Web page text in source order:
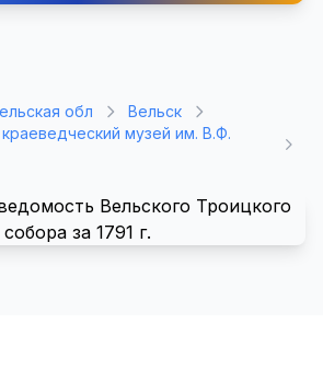
обл
Вельск
музей им. В.Ф.